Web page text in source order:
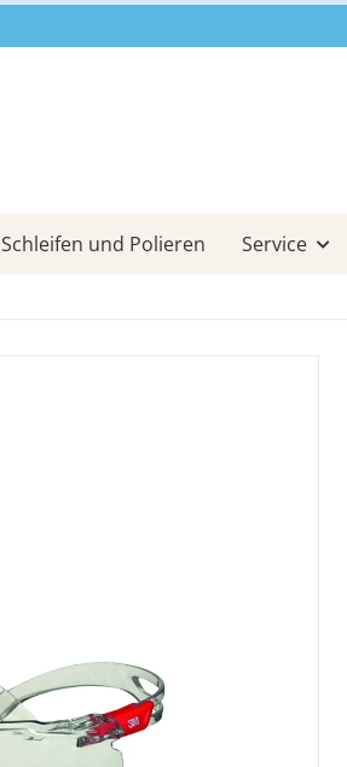
Schleifen und Polieren Service